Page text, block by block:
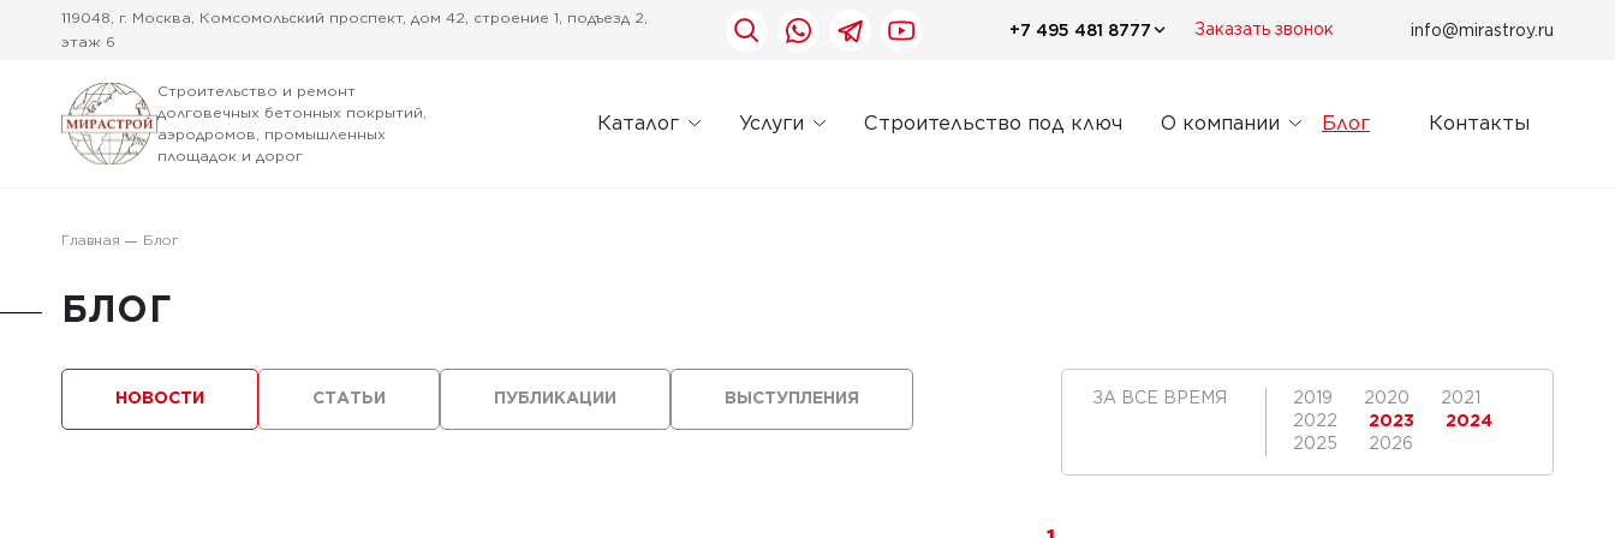
119048, г. Москва, Комсомольский проспект, дом 42, строение 1, подъезд 2,
этаж 6
+7 495 481 8777 Заказать звонок info@mirastroy.ru
Строительство и ремонт
долговечных бетонных покрытий,
аэродромов, промышленных
площадок и дорог
Каталог Услуги Строительство под ключ О компании Блог Контакты
Главная Блог
БЛОГ
ВЫСТУПЛЕНИЯ
ПУБЛИКАЦИИ
НОВОСТИ СТАТЬИ ЗА ВСЕ ВРЕМЯ 2019 2020
2021
2022
2023
2024
2025
2026